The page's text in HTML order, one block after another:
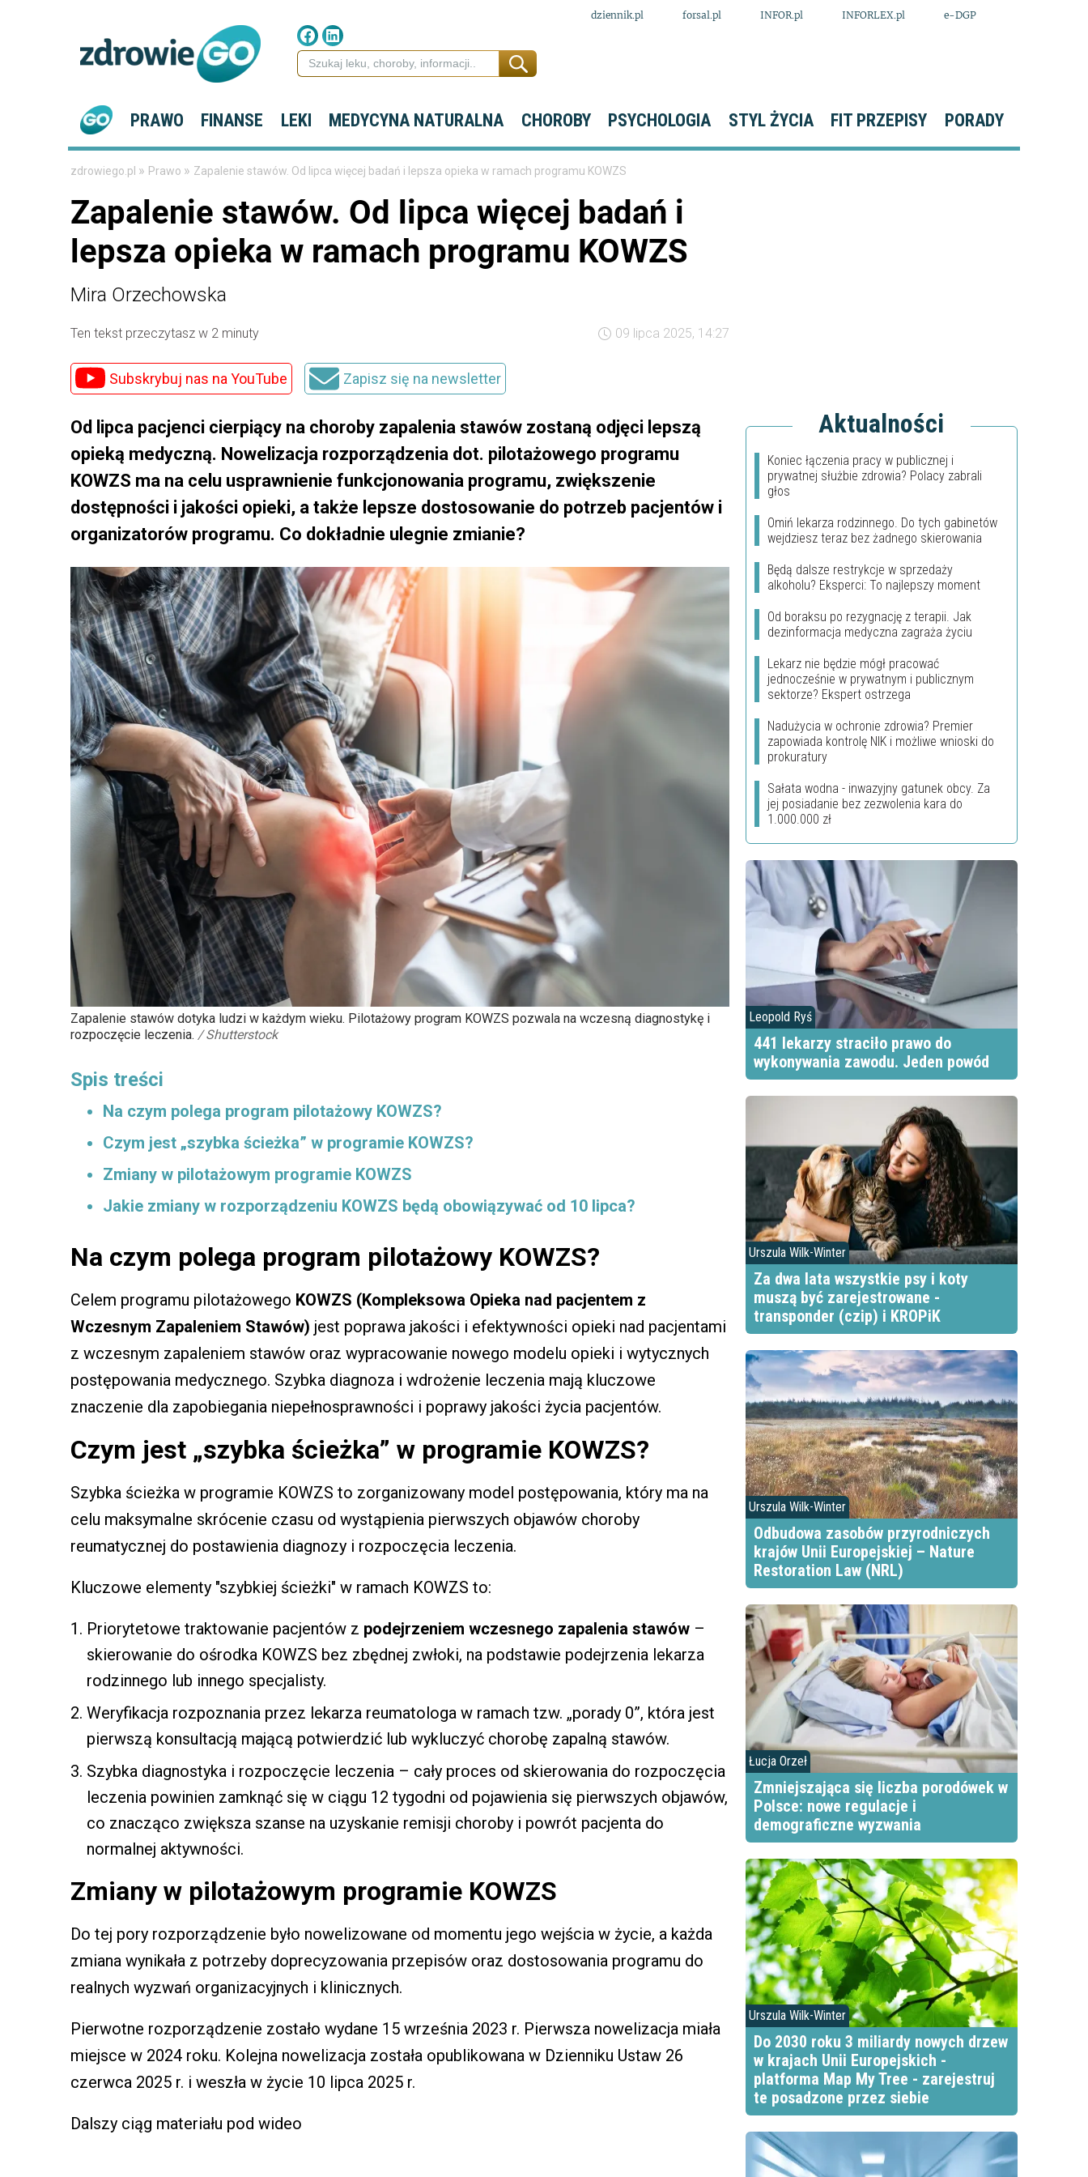
dziennik.pl forsal.pl INFOR.pl INFORLEX.pl e-DGP
PRAWO FINANSE LEKI MEDYCYNA NATURALNA CHOROBY PSYCHOLOGIA STYL ŻYCIA FIT PRZEPISY PORADY
zdrowiego.pl » Prawo » Zapalenie stawów. Od lipca więcej badań i lepsza opieka w ramach programu KOWZS
Zapalenie stawów. Od lipca więcej badań i
lepsza opieka w ramach programu KOWZS
Mira Orzechowska
Ten tekst przeczytasz w 2 minuty 09 lipca 2025, 14:27
Subskrybuj nas na YouTube Zapisz się na newsletter
Od lipca pacjenci cierpiący na choroby zapalenia stawów zostaną odjęci lepszą
opieką medyczną. Nowelizacja rozporządzenia dot. pilotażowego programu
KOWZS ma na celu usprawnienie funkcjonowania programu, zwiększenie
dostępności i jakości opieki, a także lepsze dostosowanie do potrzeb pacjentów i
organizatorów programu. Co dokładnie ulegnie zmianie?
Zapalenie stawów dotyka ludzi w każdym wieku. Pilotażowy program KOWZS pozwala na wczesną diagnostykę i
rozpoczęcie leczenia. / Shutterstock
Spis treści
Na czym polega program pilotażowy KOWZS?
Czym jest „szybka ścieżka” w programie KOWZS?
Zmiany w pilotażowym programie KOWZS
Jakie zmiany w rozporządzeniu KOWZS będą obowiązywać od 10 lipca?
Na czym polega program pilotażowy KOWZS?
Celem programu pilotażowego KOWZS (Kompleksowa Opieka nad pacjentem z
Wczesnym Zapaleniem Stawów) jest poprawa jakości i efektywności opieki nad pacjentami
z wczesnym zapaleniem stawów oraz wypracowanie nowego modelu opieki i wytycznych
postępowania medycznego. Szybka diagnoza i wdrożenie leczenia mają kluczowe
znaczenie dla zapobiegania niepełnosprawności i poprawy jakości życia pacjentów.
Czym jest „szybka ścieżka” w programie KOWZS?
Szybka ścieżka w programie KOWZS to zorganizowany model postępowania, który ma na
celu maksymalne skrócenie czasu od wystąpienia pierwszych objawów choroby
reumatycznej do postawienia diagnozy i rozpoczęcia leczenia.
Kluczowe elementy "szybkiej ścieżki" w ramach KOWZS to:
Priorytetowe traktowanie pacjentów z podejrzeniem wczesnego zapalenia stawów –
skierowanie do ośrodka KOWZS bez zbędnej zwłoki, na podstawie podejrzenia lekarza
rodzinnego lub innego specjalisty.
Weryfikacja rozpoznania przez lekarza reumatologa w ramach tzw. „porady 0”, która jest
pierwszą konsultacją mającą potwierdzić lub wykluczyć chorobę zapalną stawów.
Szybka diagnostyka i rozpoczęcie leczenia – cały proces od skierowania do rozpoczęcia
leczenia powinien zamknąć się w ciągu 12 tygodni od pojawienia się pierwszych objawów,
co znacząco zwiększa szanse na uzyskanie remisji choroby i powrót pacjenta do
normalnej aktywności.
Zmiany w pilotażowym programie KOWZS
Do tej pory rozporządzenie było nowelizowane od momentu jego wejścia w życie, a każda
zmiana wynikała z potrzeby doprecyzowania przepisów oraz dostosowania programu do
realnych wyzwań organizacyjnych i klinicznych.
Pierwotne rozporządzenie zostało wydane 15 września 2023 r. Pierwsza nowelizacja miała
miejsce w 2024 roku. Kolejna nowelizacja została opublikowana w Dzienniku Ustaw 26
czerwca 2025 r. i weszła w życie 10 lipca 2025 r.
Dalszy ciąg materiału pod wideo
Aktualności
Koniec łączenia pracy w publicznej i
prywatnej służbie zdrowia? Polacy zabrali
głos
Omiń lekarza rodzinnego. Do tych gabinetów
wejdziesz teraz bez żadnego skierowania
Będą dalsze restrykcje w sprzedaży
alkoholu? Eksperci: To najlepszy moment
Od boraksu po rezygnację z terapii. Jak
dezinformacja medyczna zagraża życiu
Lekarz nie będzie mógł pracować
jednocześnie w prywatnym i publicznym
sektorze? Ekspert ostrzega
Nadużycia w ochronie zdrowia? Premier
zapowiada kontrolę NIK i możliwe wnioski do
prokuratury
Sałata wodna - inwazyjny gatunek obcy. Za
jej posiadanie bez zezwolenia kara do
1.000.000 zł
Leopold Ryś
441 lekarzy straciło prawo do
wykonywania zawodu. Jeden powód
Urszula Wilk-Winter
Za dwa lata wszystkie psy i koty
muszą być zarejestrowane -
transponder (czip) i KROPiK
Urszula Wilk-Winter
Odbudowa zasobów przyrodniczych
krajów Unii Europejskiej – Nature
Restoration Law (NRL)
Łucja Orzeł
Zmniejszająca się liczba porodówek w
Polsce: nowe regulacje i
demograficzne wyzwania
Urszula Wilk-Winter
Do 2030 roku 3 miliardy nowych drzew
w krajach Unii Europejskich -
platforma Map My Tree - zarejestruj
te posadzone przez siebie